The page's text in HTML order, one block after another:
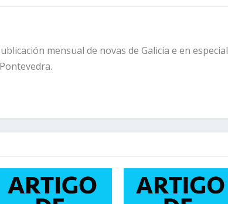
mensual de novas de Galicia e en especial